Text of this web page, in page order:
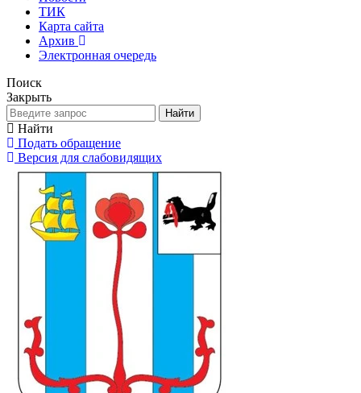
ТИК
Карта сайта
Архив
Электронная очередь
Поиск
Закрыть
Найти
Найти
Подать обращение
Версия для слабовидящих